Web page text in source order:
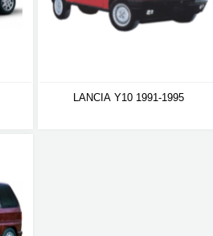
LANCIA Y10 1991-1995